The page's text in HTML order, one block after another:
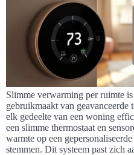
Slimme verwarming per ruimte
gebruikmaakt van geavanceerde
elk gedeelte van een woning
een slimme thermostaat en
warmte op een
stemmen. Dit systeem past zich